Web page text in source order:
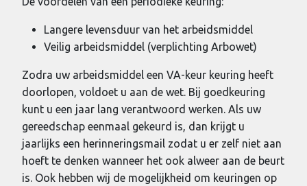
Langere levensduur van het arbeidsmiddel
Veilig arbeidsmiddel (verplichting Arbowet)
Zodra uw arbeidsmiddel een VA-keur keuring heeft
doorlopen, voldoet u aan de wet. Bij goedkeuring
kunt u een jaar lang verantwoord werken. Als uw
gereedschap eenmaal gekeurd is, dan krijgt u
jaarlijks een herinneringsmail zodat u er zelf niet aan
hoeft te denken wanneer het ook alweer aan de beurt
is. Ook hebben wij de mogelijkheid om keuringen op